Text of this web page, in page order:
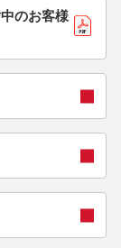
のお客様